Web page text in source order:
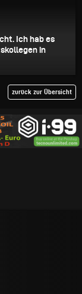
Ich hab es
in
zurück zur Übersicht